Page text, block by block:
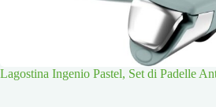
Lagostina Ingenio Pastel, Set di Padelle